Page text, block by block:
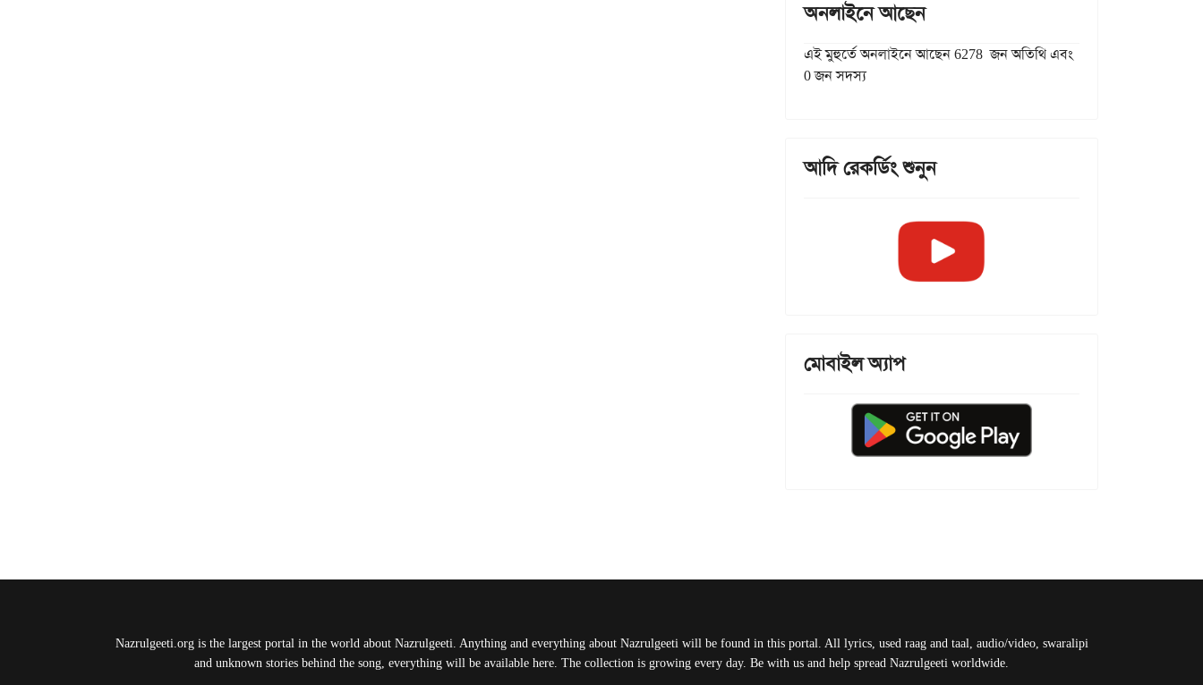
অনলাইনে আছেন
এই মুহুর্তে অনলাইনে আছেন 6278 জন অতিথি এবং
0 জন সদস্য
আদি রেকর্ডিং শুনুন
মোবাইল অ্যাপ
Nazrulgeeti.org is the largest portal in the world about Nazrulgeeti. Anything and everything about Nazrulgeeti will be found in this portal. All lyrics, used raag and taal, audio/video, swaralipi
and unknown stories behind the song, everything will be available here. The collection is growing every day. Be with us and help spread Nazrulgeeti worldwide.